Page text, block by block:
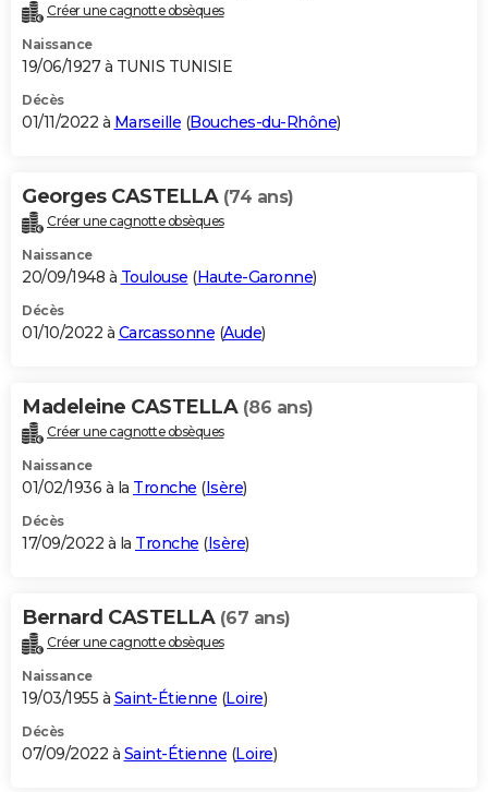
Créer une cagnotte obsèques
Naissance
19/06/1927 à TUNIS TUNISIE
Décès
01/11/2022 à Marseille (Bouches-du-Rhône)
Georges CASTELLA (74 ans)
Créer une cagnotte obsèques
Naissance
20/09/1948 à Toulouse (Haute-Garonne)
Décès
01/10/2022 à Carcassonne (Aude)
Madeleine CASTELLA (86 ans)
Créer une cagnotte obsèques
Naissance
01/02/1936 à la Tronche (Isère)
Décès
17/09/2022 à la Tronche (Isère)
Bernard CASTELLA (67 ans)
Créer une cagnotte obsèques
Naissance
19/03/1955 à Saint-Étienne (Loire)
Décès
07/09/2022 à Saint-Étienne (Loire)